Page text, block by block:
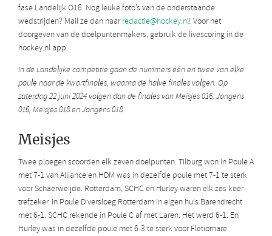
fase Landelijk O16. Nog leuke foto’s van de onderstaande
wedstrijden? Mail ze dan naarredactie@hockey.nl! Voor het
doorgeven van de doelpuntenmakers, gebruik de livescoring in de
hockey.nl app.
In de Landelijke competitie gaan de nummers één en twee van elke
poule naar de kwartfinales, waarna de halve finales volgen. Op
zaterdag 22 juni 2024 volgen dan de finales van Meisjes 016, Jongens
016, Meisjes 018 en Jongens 018.
Meisjes
Twee ploegen scoorden elk zeven doelpunten. Tilburg won in Poule A
met 7-1 van Alliance en HDM was in dezelfde poule met 7-1 te sterk
voor Schaerweijde. Rotterdam, SCHC en Hurley waren elk zes keer
trefzeker. In Poule D versloeg Rotterdam in eigen huis Barendrecht
met 6-1. SCHC rekende in Poule C af met Laren. Het werd 6-1. En
Hurley was in dezelfde poule met 6-3 te sterk voor Fletiomare.